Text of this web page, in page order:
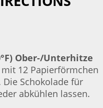
Ober-/Unterhitze
12 Papierförmchen
Die Schokolade für
abkühlen lassen.